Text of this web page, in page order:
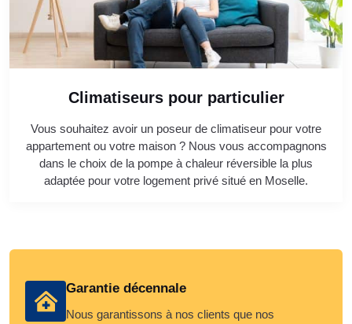
Climatiseurs pour particulier
Vous souhaitez avoir un poseur de climatiseur pour votre
appartement ou votre maison ? Nous vous accompagnons
dans le choix de la pompe à chaleur réversible la plus
adaptée pour votre logement privé situé en Moselle.
Garantie décennale
Nous garantissons à nos clients que nos